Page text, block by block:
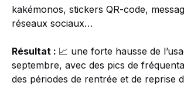
kakémonos, stickers QR-code,
réseaux sociaux…
Résultat : 📈 une forte hausse de
septembre, avec des pics de
des périodes de rentrée et de reprise